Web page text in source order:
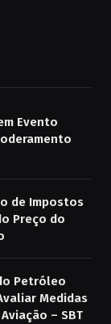
Evento
de Impostos
Preço do
Petróleo
Medidas
– SBT